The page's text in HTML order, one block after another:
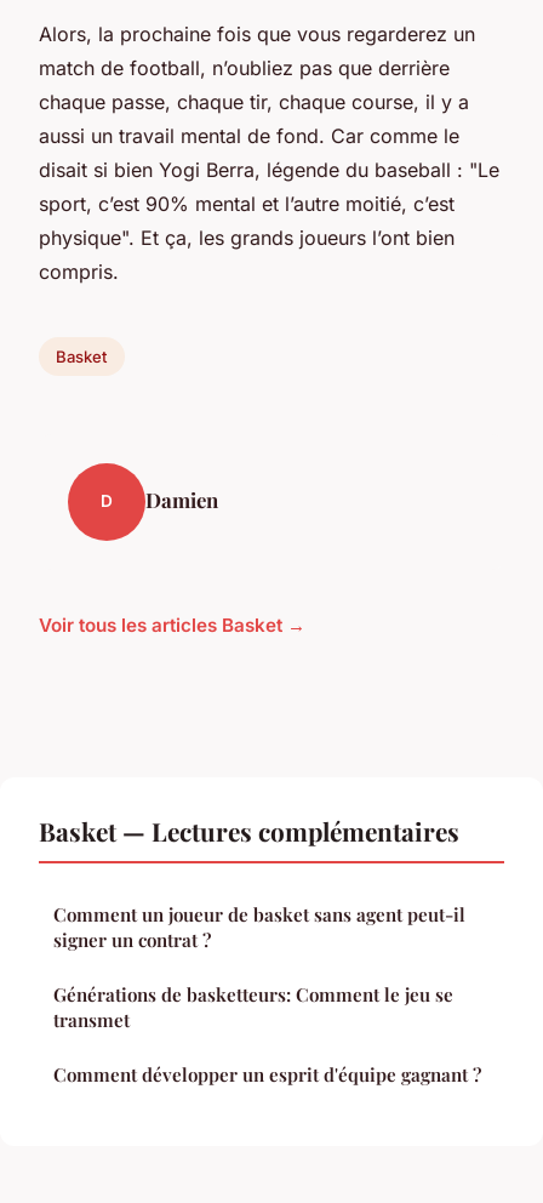
Alors, la prochaine fois que vous regarderez un
match de football, n’oubliez pas que derrière
chaque passe, chaque tir, chaque course, il y a
aussi un travail mental de fond. Car comme le
disait si bien Yogi Berra, légende du baseball : "Le
sport, c’est 90% mental et l’autre moitié, c’est
physique". Et ça, les grands joueurs l’ont bien
compris.
Basket
D Damien
Voir tous les articles Basket →
Basket — Lectures complémentaires
Comment un joueur de basket sans agent peut-il
signer un contrat ?
Générations de basketteurs: Comment le jeu se
transmet
Comment développer un esprit d'équipe gagnant ?